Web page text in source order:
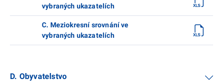
vybraných ukazatelích
C. Meziokresní srovnání ve
vybraných ukazatelích
D. Obyvatelstvo